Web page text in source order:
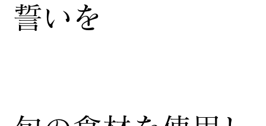
誓いを